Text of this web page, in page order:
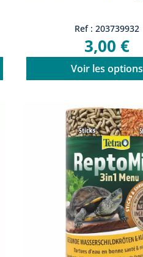
Ref : 203739932
3,00 €
Voir les options